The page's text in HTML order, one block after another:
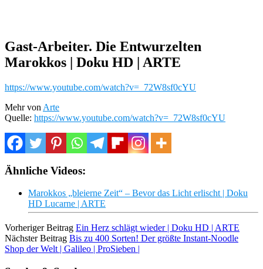
Gast-Arbeiter. Die Entwurzelten
Marokkos | Doku HD | ARTE
https://www.youtube.com/watch?v=_72W8sf0cYU
Mehr von Arte
Quelle: https://www.youtube.com/watch?v=_72W8sf0cYU
Ähnliche Videos:
Marokkos „bleierne Zeit“ – Bevor das Licht erlischt | Doku
HD Lucarne | ARTE
Vorheriger Beitrag Ein Herz schlägt wieder | Doku HD | ARTE
Nächster Beitrag Bis zu 400 Sorten! Der größte Instant-Noodle
Shop der Welt | Galileo | ProSieben |